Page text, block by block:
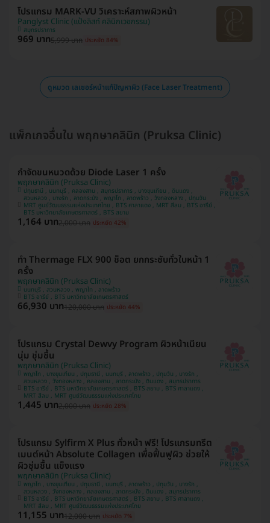
โปรแกรม MARK-VU วิเคราะห์สภาพผิวหน้า
Panglyst Clinic (แป้งลิสท์ คลินิกเวชกรรม)
สมุทรปราการ
969 บาท5,999 บาท ประหยัด 84%
ดูหมวด เลเซอร์หน้าแก้ปัญหาผิว (Face Laser Treatment)
แพ็กเกจอื่นใน พฤกษาคลินิก (Pruksa Clinic)
กำจัดขนหนวดด้วย Diode Laser 1 ครั้ง
พฤกษาคลินิก (Pruksa Clinic)
ปทุมธานี , นนทบุรี , คลองสาน , สมุทรปราการ , บางขุนเทียน , ดินแดง ,
สวนหลวง , บางรัก , ลาดกระบัง , พญาไท , ลาดพร้าว , วังทองหลาง , ปทุมวัน
MRT ศูนย์วัฒนธรรมแห่งประเทศไทย , BTS ศาลาแดง , MRT สีลม , BTS อารีย์ ,
BTS มหาวิทยาลัยเกษตรศาสตร์ , BTS สยาม
1,164 บาท2,000 บาท ประหยัด 42%
ทำ Thermage FLX 900 ช็อต ยกกระชับทั่วใบหน้า 1
ครั้ง
พฤกษาคลินิก (Pruksa Clinic)
นนทบุรี , สวนหลวง , พญาไท , ลาดพร้าว
BTS อารีย์ , BTS มหาวิทยาลัยเกษตรศาสตร์
66,930 บาท120,000 บาท ประหยัด 44%
โปรแกรม Crystal Dewvy Program ผิวหน้าเนียน
นุ่ม ชุ่มชื้น
พฤกษาคลินิก (Pruksa Clinic)
พญาไท , บางขุนเทียน , ปทุมธานี , นนทบุรี , ลาดพร้าว , ปทุมวัน , บางรัก ,
สวนหลวง , วังทองหลาง , คลองสาน , ลาดกระบัง , ดินแดง , สมุทรปราการ
BTS อารีย์ , BTS มหาวิทยาลัยเกษตรศาสตร์ , BTS สยาม , BTS ศาลาแดง ,
MRT สีลม , MRT ศูนย์วัฒนธรรมแห่งประเทศไทย
1,445 บาท2,000 บาท ประหยัด 28%
โปรแกรม Sylfirm X Plus ทั่วหน้า ฟรี! โปรแกรมทรีต
เมนต์หน้า Absolute Collagen เพื่อฟื้นฟูผิว ช่วยให้
ผิวชุ่มชื้น แข็งแรง
พฤกษาคลินิก (Pruksa Clinic)
พญาไท , บางขุนเทียน , ปทุมธานี , นนทบุรี , ลาดพร้าว , ปทุมวัน , บางรัก ,
สวนหลวง , วังทองหลาง , คลองสาน , ลาดกระบัง , ดินแดง , สมุทรปราการ
BTS อารีย์ , BTS มหาวิทยาลัยเกษตรศาสตร์ , BTS สยาม , BTS ศาลาแดง ,
MRT สีลม , MRT ศูนย์วัฒนธรรมแห่งประเทศไทย
11,155 บาท12,000 บาท ประหยัด 7%